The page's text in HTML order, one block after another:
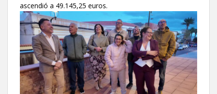
ascendió a 49.145,25 euros.